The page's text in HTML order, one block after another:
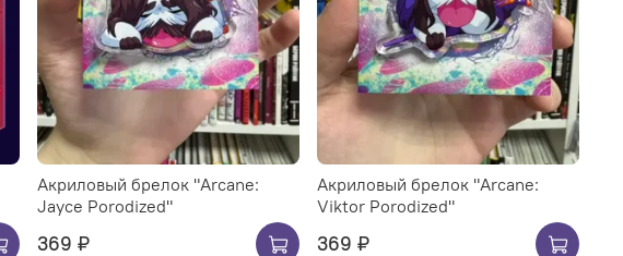
Акриловый брелок "Arcane:
Jayce Porodized"
369 ₽
Акриловый брелок "Arcane:
Viktor Porodized"
369 ₽